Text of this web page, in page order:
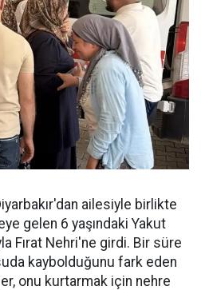
ailesiyle birlikte
gelen 6 yaşındaki Yakut
Fırat Nehri'ne girdi. Bir süre
kaybolduğunu fark eden
onu kurtarmak için nehre